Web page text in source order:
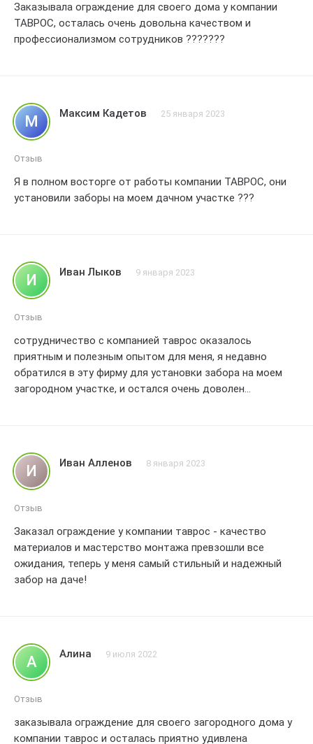
Заказывала ограждение для своего дома у компании
ТАВРОС, осталась очень довольна качеством и
профессионализмом сотрудников ???????
М Максим Кадетов 25 января 2023
Отзыв
Я в полном восторге от работы компании ТАВРОС, они
установили заборы на моем дачном участке ???
И Иван Лыков 9 января 2023
Отзыв
сотрудничество с компанией таврос оказалось
приятным и полезным опытом для меня, я недавно
обратился в эту фирму для установки забора на моем
загородном участке, и остался очень доволен
они внимательно выслушали все мои пожелания и
предложили оптимальное решение, учитывая
особености моего участка и мои предпочтения,
результат превзошел мои ожидания – забор получился
прочным, надежным и красивым, я очень доволен своим
выбором и рекомендую компанию таврос всем, кто
ищет надежного партнера для установки заборов на
И Иван Алленов 8 января 2023
Отзыв
Заказал ограждение у компании таврос - качество
материалов и мастерство монтажа превзошли все
ожидания, теперь у меня самый стильный и надежный
забор на даче!
А Алина 9 июля 2022
Отзыв
заказывала ограждение для своего загородного дома у
компании таврос и осталась приятно удивлена